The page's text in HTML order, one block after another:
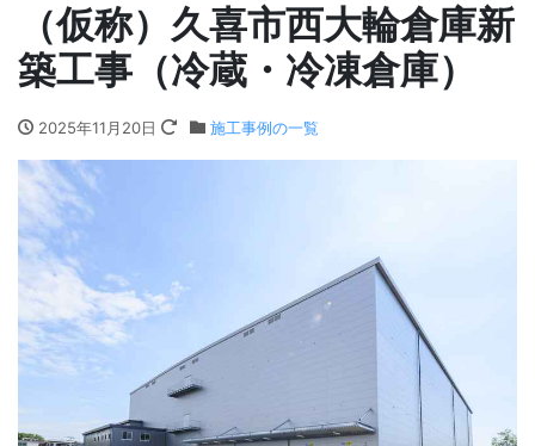
（仮称）久喜市西大輪倉庫新
築工事（冷蔵・冷凍倉庫）
2025年11月20日 施工事例の一覧